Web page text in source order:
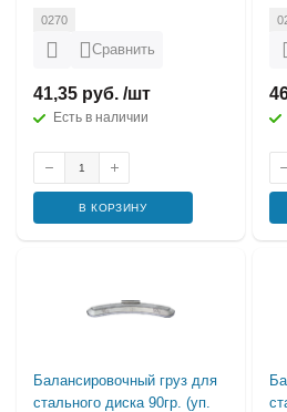
0270
Сравнить
41,35 руб. /шт
Есть в наличии
В КОРЗИНУ
Балансировочный груз для
стального диска 90гр. (уп.